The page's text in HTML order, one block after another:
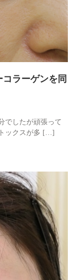
ラーゲンを同
でしたが頑張って
ックスが多 […]